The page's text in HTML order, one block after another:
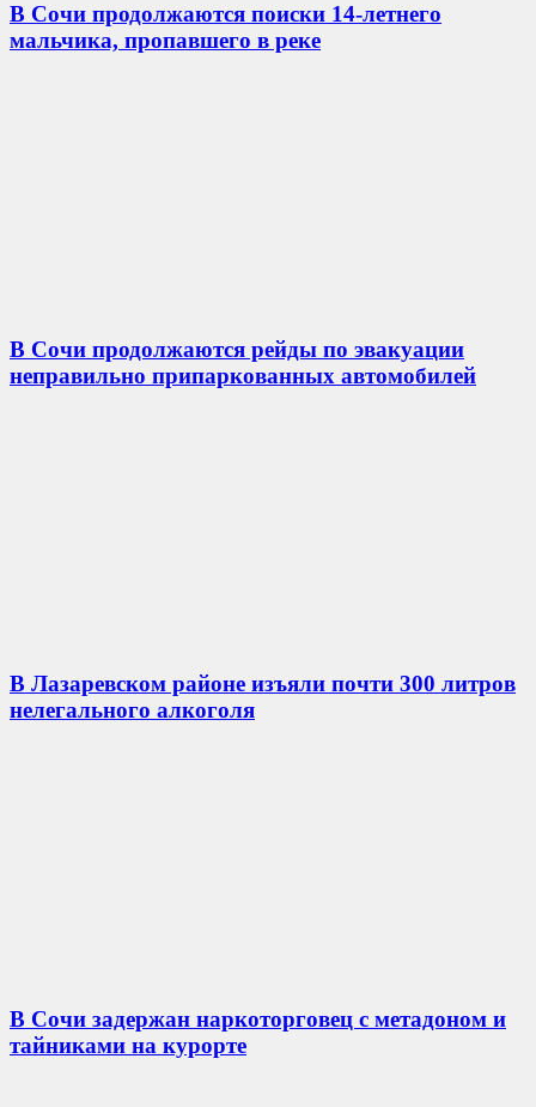
В Сочи продолжаются поиски 14-летнего
мальчика, пропавшего в реке
В Сочи продолжаются рейды по эвакуации
неправильно припаркованных автомобилей
В Лазаревском районе изъяли почти 300 литров
нелегального алкоголя
В Сочи задержан наркоторговец с метадоном и
тайниками на курорте